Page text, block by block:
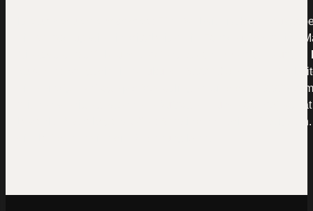
Eine Website ist keine
ein Werkzeug wie ein Mitarbeiter, ein Fahrzeug oder eine
Bringt dir ein Neukunde 5.000 € und deine
eine einzige Anfrage pro Monat liegen, sind das 60.000 €
reichen wenige gewonnene Aufträge — und das Projekt
bezahlt. Deshalb ganz offen: Wir sind nicht die